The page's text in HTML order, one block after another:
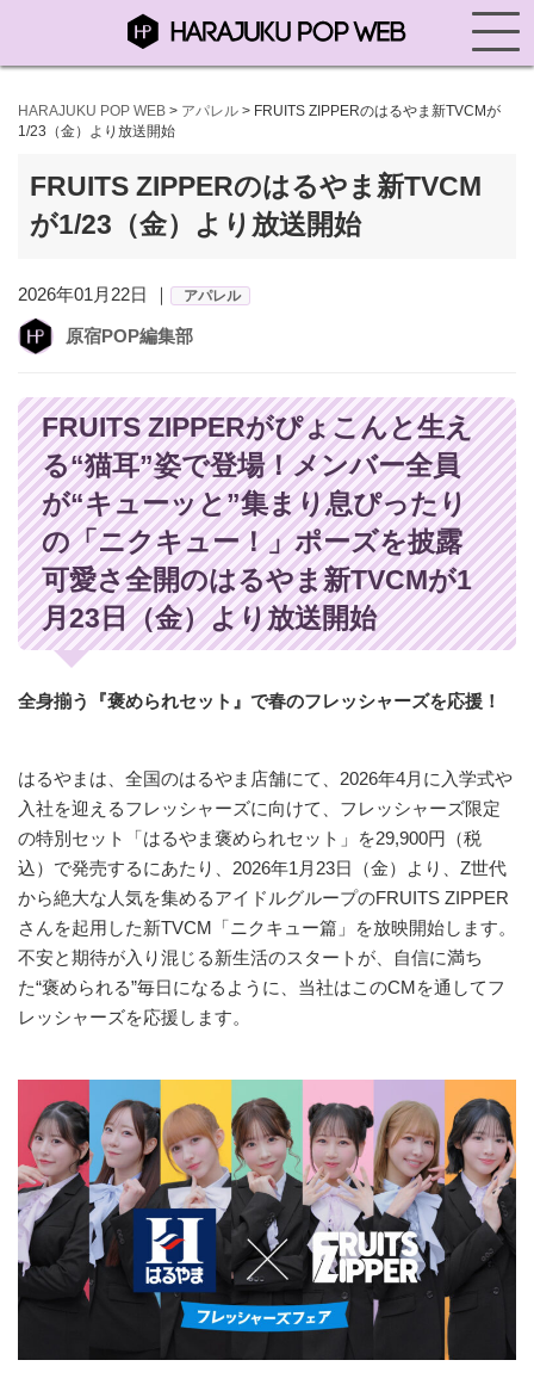
HARAJUKU POP WEB > アパレル > FRUITS ZIPPERのはるやま新TVCMが
1/23（金）より放送開始
FRUITS ZIPPERのはるやま新TVCM
が1/23（金）より放送開始
2026年01月22日 ｜ アパレル
原宿POP編集部
FRUITS ZIPPERがぴょこんと生え
る“猫耳”姿で登場！メンバー全員
が“キューッと”集まり息ぴったり
の「ニクキュー！」ポーズを披露
可愛さ全開のはるやま新TVCMが1
月23日（金）より放送開始
全身揃う『褒められセット』で春のフレッシャーズを応援！
はるやまは、全国のはるやま店舗にて、2026年4月に入学式や
入社を迎えるフレッシャーズに向けて、フレッシャーズ限定
の特別セット「はるやま褒められセット」を29,900円（税
込）で発売するにあたり、2026年1月23日（金）より、Z世代
から絶大な人気を集めるアイドルグループのFRUITS ZIPPER
さんを起用した新TVCM「ニクキュー篇」を放映開始します。
不安と期待が入り混じる新生活のスタートが、自信に満ち
た“褒められる”毎日になるように、当社はこのCMを通してフ
レッシャーズを応援します。